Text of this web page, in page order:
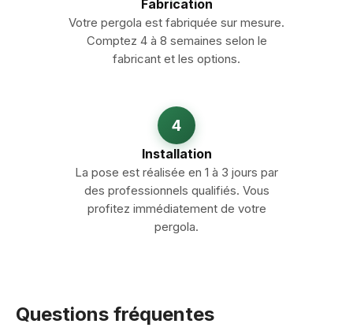
Fabrication
Votre pergola est fabriquée sur mesure.
Comptez 4 à 8 semaines selon le
fabricant et les options.
4
Installation
La pose est réalisée en 1 à 3 jours par
des professionnels qualifiés. Vous
profitez immédiatement de votre
pergola.
Questions fréquentes